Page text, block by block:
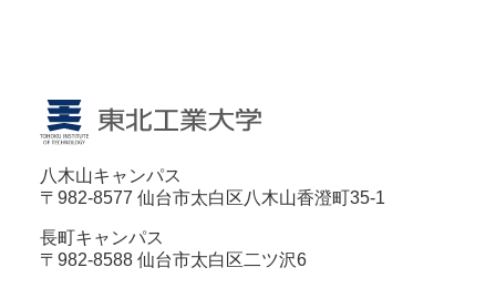
八木山キャンパス
〒982-8577 仙台市太白区八木山香澄町35-1
長町キャンパス
〒982-8588 仙台市太白区二ツ沢6